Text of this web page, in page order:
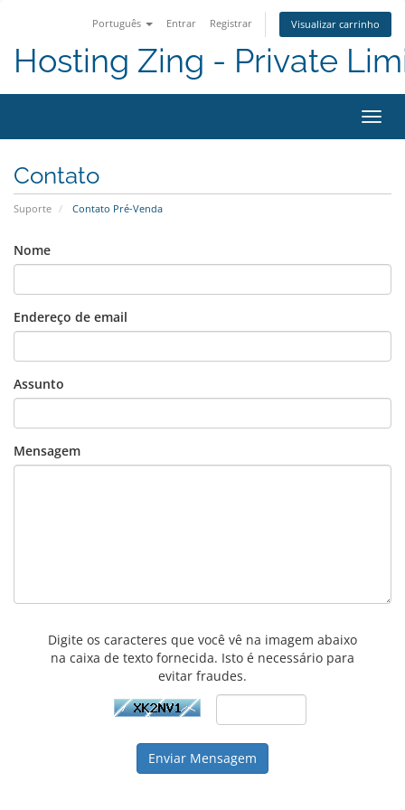
Português Entrar Registrar Visualizar carrinho
Hosting Zing - Private
Contato
Suporte Contato Pré-Venda
Nome
Endereço de email
Assunto
Mensagem
Digite os caracteres que você vê na imagem abaixo
na caixa de texto fornecida. Isto é necessário para
evitar fraudes.
Enviar Mensagem